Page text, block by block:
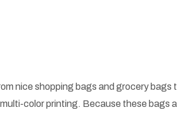
nice shopping bags and grocery
color printing. Because these bags